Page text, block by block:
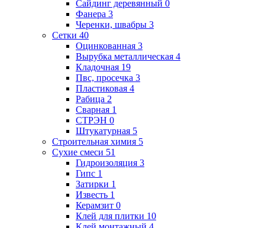
Сайдинг деревянный 0
Фанера 3
Черенки, швабры 3
Сетки 40
Оцинкованная 3
Вырубка металлическая 4
Кладочная 19
Пвс, просечка 3
Пластиковая 4
Рабица 2
Сварная 1
СТРЭН 0
Штукатурная 5
Строительная химия 5
Сухие смеси 51
Гидроизоляция 3
Гипс 1
Затирки 1
Известь 1
Керамзит 0
Клей для плитки 10